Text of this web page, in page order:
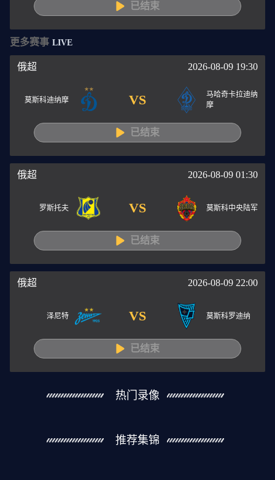
已结束
更多赛事 LIVE
俄超 2026-08-09 19:30
莫斯科迪纳摩 VS
马哈奇卡拉迪纳
摩
已结束
俄超 2026-08-09 01:30
罗斯托夫 VS 莫斯科中央陆军
已结束
俄超 2026-08-09 22:00
泽尼特 VS 莫斯科罗迪纳
已结束
热门录像
推荐集锦